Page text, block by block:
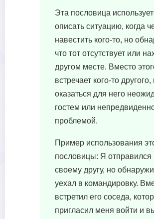
Эта пословица
описать ситуацию, когда
навестить кого-то, но
что тот отсутствует или
другом месте. Вместо
встречает кого-то
оказаться для него
гостем или
проблемой.
Пример использования
пословицы: Я отправился
своему другу, но
уехал в командировку.
встретил его соседа,
пригласил меня войти и